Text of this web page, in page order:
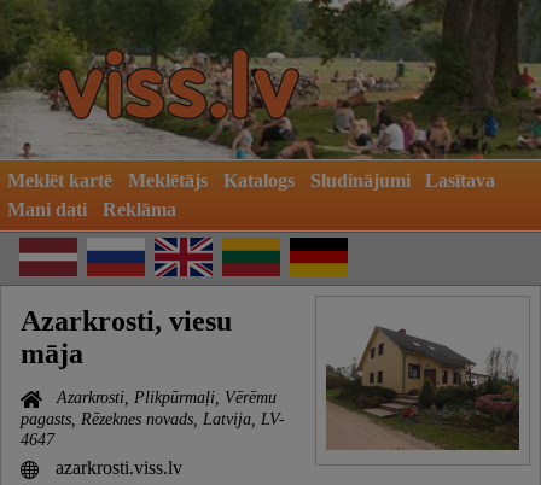
Meklēt kartē Meklētājs Katalogs Sludinājumi
Lasītava
Mani dati
Reklāma
Azarkrosti, viesu
māja
Azarkrosti, Plikpūrmaļi, Vērēmu
pagasts, Rēzeknes novads, Latvija, LV-
4647
azarkrosti.viss.lv